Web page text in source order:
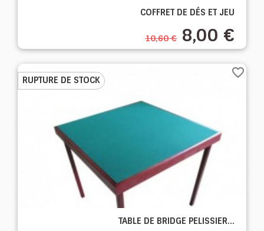
COFFRET DE DÉS ET JEU
10,60 € 8,00 €
TABLE DE BRIDGE PELISSIER...
RUPTURE DE STOCK
favorite_border